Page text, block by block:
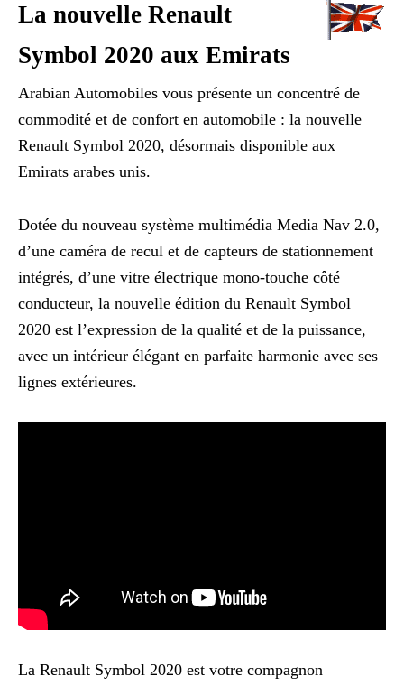
La nouvelle Renault
Symbol 2020 aux Emirats
Arabian Automobiles vous présente un concentré de
commodité et de confort en automobile : la nouvelle
Renault Symbol 2020, désormais disponible aux
Emirats arabes unis.
Dotée du nouveau système multimédia Media Nav 2.0,
d’une caméra de recul et de capteurs de stationnement
intégrés, d’une vitre électrique mono-touche côté
conducteur, la nouvelle édition du Renault Symbol
2020 est l’expression de la qualité et de la puissance,
avec un intérieur élégant en parfaite harmonie avec ses
lignes extérieures.
La Renault Symbol 2020 est votre compagnon